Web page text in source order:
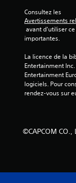
Consultez les
Avertissements
importantes.
La licence de la
Entertainment
Entertainment
logiciels. Pour
rendez-vous sur
©CAPCOM CO.,